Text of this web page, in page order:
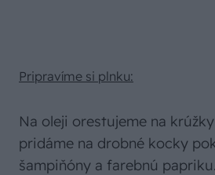
Pripravíme si plnku:
Na oleji orestujeme na
pridáme na drobné kocky
šampiňóny a farebnú